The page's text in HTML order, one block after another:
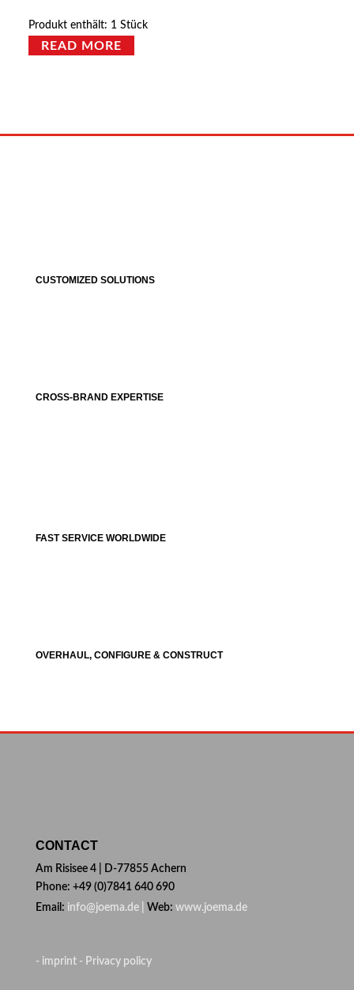
Produkt enthält: 1Stück
READ MORE
CUSTOMIZED SOLUTIONS
CROSS-BRAND EXPERTISE
FAST SERVICE WORLDWIDE
OVERHAUL, CONFIGURE & CONSTRUCT
CONTACT
Am Risisee 4 | D-77855 Achern
Phone: +49 (0)7841 640 690
Email: info@joema.de | Web: www.joema.de
- imprint - Privacy policy